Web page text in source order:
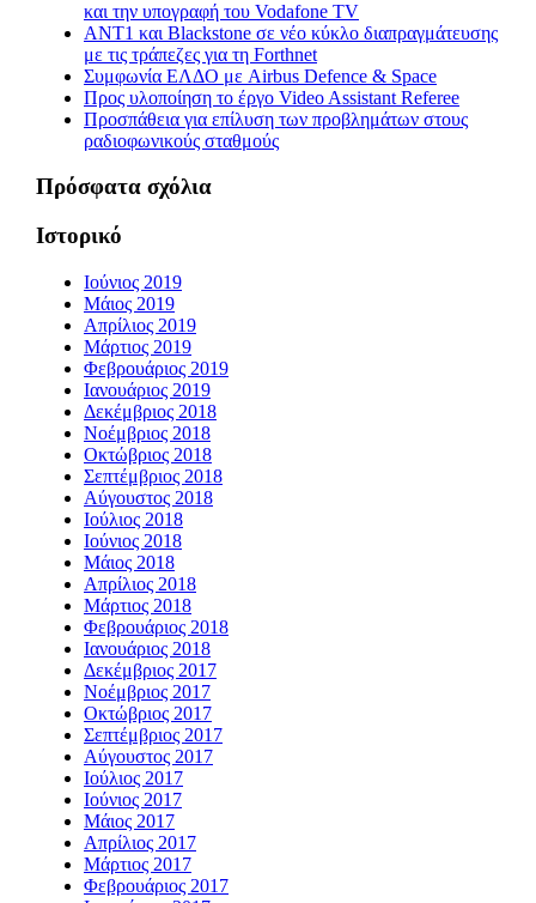
και την υπογραφή του Vodafone TV
ΑΝΤ1 και Blackstone σε νέο κύκλο διαπραγμάτευσης
με τις τράπεζες για τη Forthnet
Συμφωνία ΕΛΔΟ με Airbus Defence & Space
Προς υλοποίηση το έργο Video Assistant Referee
Προσπάθεια για επίλυση των προβλημάτων στους
ραδιοφωνικούς σταθμούς
Πρόσφατα σχόλια
Ιστορικό
Ιούνιος 2019
Μάιος 2019
Απρίλιος 2019
Μάρτιος 2019
Φεβρουάριος 2019
Ιανουάριος 2019
Δεκέμβριος 2018
Νοέμβριος 2018
Οκτώβριος 2018
Σεπτέμβριος 2018
Αύγουστος 2018
Ιούλιος 2018
Ιούνιος 2018
Μάιος 2018
Απρίλιος 2018
Μάρτιος 2018
Φεβρουάριος 2018
Ιανουάριος 2018
Δεκέμβριος 2017
Νοέμβριος 2017
Οκτώβριος 2017
Σεπτέμβριος 2017
Αύγουστος 2017
Ιούλιος 2017
Ιούνιος 2017
Μάιος 2017
Απρίλιος 2017
Μάρτιος 2017
Φεβρουάριος 2017